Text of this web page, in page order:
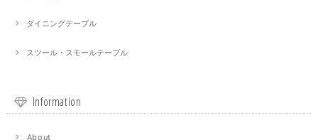
ダイニングテーブル
スツール・スモールテーブル
Information
About